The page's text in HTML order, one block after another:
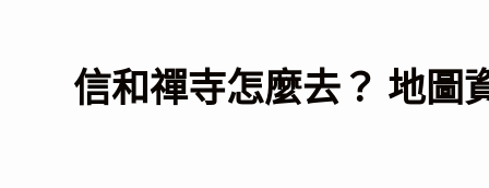
信和禪寺怎麼去？ 地圖